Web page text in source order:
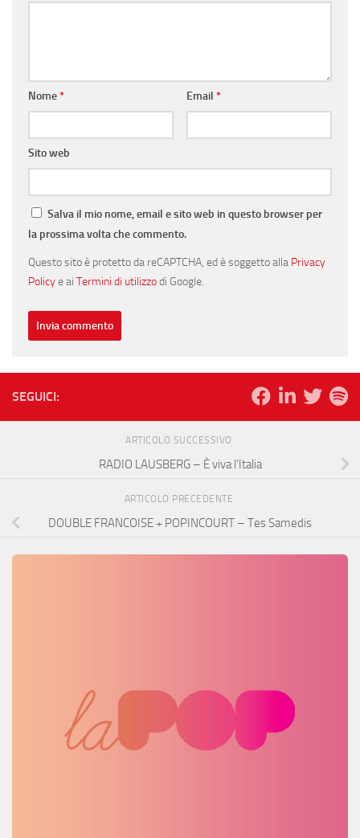
Nome* Email *
Sito web
Salva il mio nome, email e sito web in questo browser per
la prossima volta che commento.
Questo sito è protetto da reCAPTCHA, ed è soggetto alla Privacy
Policye ai Termini di utilizzodi Google.
SEGUICI:
ARTICOLO SUCCESSIVO
RADIO LAUSBERG – È viva l’Italia
ARTICOLO PRECEDENTE
DOUBLE FRANCOISE + POPINCOURT – Tes Samedis